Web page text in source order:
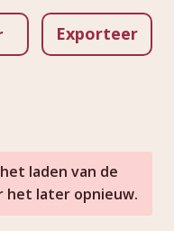
Exporteer
laden van de
het later opnieuw.